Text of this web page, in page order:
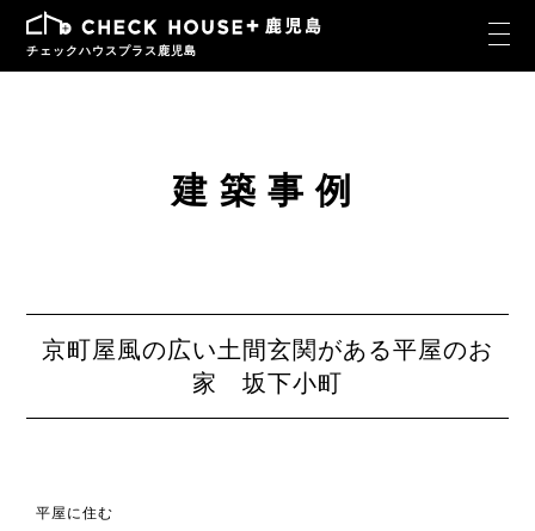
チェックハウスプラス鹿児島
建築事例
京町屋風の広い土間玄関がある平屋のお
家 坂下小町
平屋に住む